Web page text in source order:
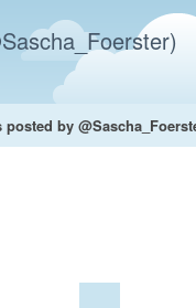
posted by